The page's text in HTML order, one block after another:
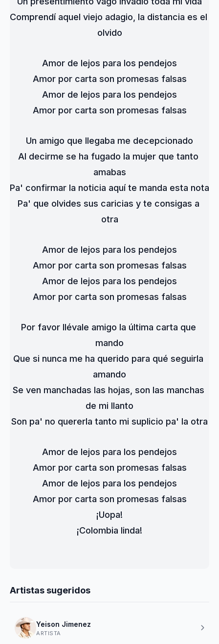
Comprendí aquel viejo adagio, la distancia es el
olvido
Amor de lejos para los pendejos
Amor por carta son promesas falsas
Amor de lejos para los pendejos
Amor por carta son promesas falsas
Un amigo que llegaba me decepcionado
Al decirme se ha fugado la mujer que tanto
amabas
Pa' confirmar la noticia aquí te manda esta nota
Pa' que olvides sus caricias y te consigas a
otra
Amor de lejos para los pendejos
Amor por carta son promesas falsas
Amor de lejos para los pendejos
Amor por carta son promesas falsas
Por favor llévale amigo la última carta que
mando
Que si nunca me ha querido para qué seguirla
amando
Se ven manchadas las hojas, son las manchas
de mi llanto
Son pa' no quererla tanto mi suplicio pa' la otra
Amor de lejos para los pendejos
Amor por carta son promesas falsas
Amor de lejos para los pendejos
Amor por carta son promesas falsas
¡Uopa!
¡Colombia linda!
Artistas sugeridos
Yeison Jimenez
ARTISTA